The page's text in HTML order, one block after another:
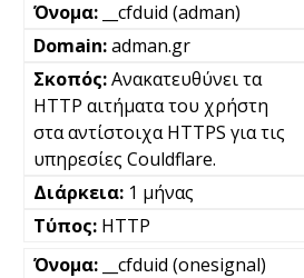
__cfduid (adman)
adman.gr
Ανακατευθύνει τα
HTTP αιτήματα του χρήστη
στα αντίστοιχα HTTPS για τις
υπηρεσίες Couldflare.
1 μήνας
HTTP
__cfduid (onesignal)